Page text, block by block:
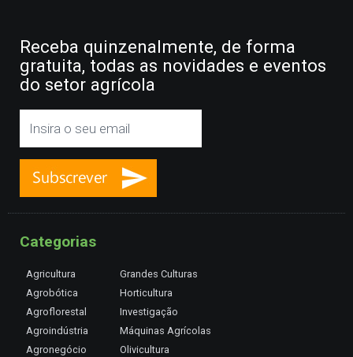
Receba quinzenalmente, de forma
gratuita, todas as novidades e eventos
do setor agrícola
Categorias
Agricultura
Agrobótica
Agroflorestal
Agroindústria
Agronegócio
Grandes Culturas
Horticultura
Investigação
Máquinas Agrícolas
Olivicultura